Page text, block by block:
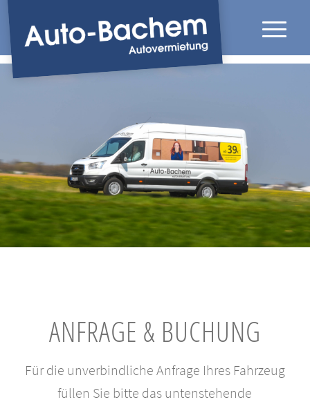
ANFRAGE & BUCHUNG
Für die unverbindliche Anfrage Ihres Fahrzeug
füllen Sie bitte das untenstehende